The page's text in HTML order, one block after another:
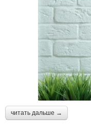
читать дальше →